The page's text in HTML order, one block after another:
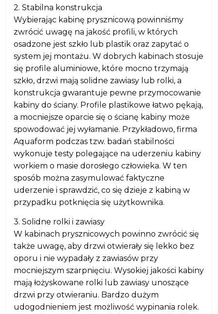
2. Stabilna konstrukcja
Wybierając kabinę prysznicową powinniśmy
zwrócić uwagę na jakość profili, w których
osadzone jest szkło lub plastik oraz zapytać o
system jej montażu. W dobrych kabinach stosuje
się profile aluminiowe, które mocno trzymają
szkło, drzwi mają solidne zawiasy lub rolki, a
konstrukcja gwarantuje pewne przymocowanie
kabiny do ściany. Profile plastikowe łatwo pękają,
a mocniejsze oparcie się o ścianę kabiny może
spowodować jej wyłamanie. Przykładowo, firma
Aquaform podczas tzw. badań stabilności
wykonuje testy polegające na uderzeniu kabiny
workiem o masie dorosłego człowieka. W ten
sposób można zasymulować faktyczne
uderzenie i sprawdzić, co się dzieje z kabiną w
przypadku potknięcia się użytkownika.
3. Solidne rolki i zawiasy
W kabinach prysznicowych powinno zwrócić się
także uwagę, aby drzwi otwierały się lekko bez
oporu i nie wypadały z zawiasów przy
mocniejszym szarpnięciu. Wysokiej jakości kabiny
mają łożyskowane rolki lub zawiasy unoszące
drzwi przy otwieraniu. Bardzo dużym
udogodnieniem jest możliwość wypinania rolek.